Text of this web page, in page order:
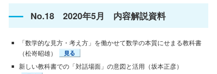
No.18 2020年5月 内容解説資料
「数学的な見方・考え方」を働かせて数学の本質にせまる教科書
（松嵜昭雄）
新しい教科書での「対話場面」の意図と活用（坂本正彦）